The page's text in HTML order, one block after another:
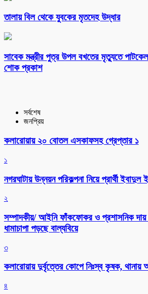
তালায় বিল থেকে যুবকের মৃতদেহ উদ্ধার
সাবেক মন্ত্রীর পুত্র উপল বখতের মৃত্যুতে
শোক প্রকাশ
সর্বশেষ
জনপ্রিয়
কলারোয়ায় ২০ বোতল এসকাফসহ গ্রেপ্তার ১
১
নগরঘাটায় উন্নয়ন পরিকল্পনা নিয়ে প্রার্থী
২
সম্পাদকীয়/ আইনি ফাঁকফোকর ও প্রশাসনিক
ধামাচাপা পড়ছে বাল্যবিয়ে
৩
কলারোয়ায় দুর্বৃত্তের কোপে নিঃস্ব কৃষক, থানায়
৪